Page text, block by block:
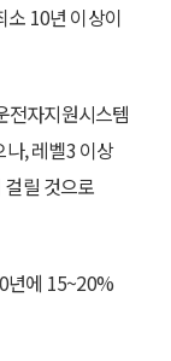
소 10년 이상이
전자지원시스템
, 레벨3 이상
릴 것으로
년에 15~20%